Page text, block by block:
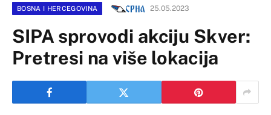
BOSNA I HERCEGOVINA 25.05.2023
SIPA sprovodi akciju Skver:
Pretresi na više lokacija